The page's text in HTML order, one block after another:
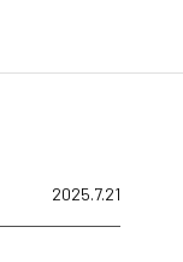
2025.7.21